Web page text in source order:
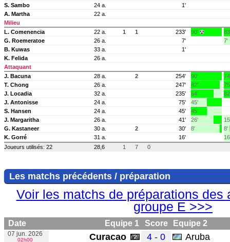
S. Sambo
24 a.
1'
A. Martha
22 a.
Milieu
L. Comenencia
22 a. 1 1 233' 90'
G. Roemeratoe
26 a. 7'
7'
B. Kuwas
33 a.
1'
K. Felida
26 a.
Attaquant
J. Bacuna
28 a. 2 254' 90'
T. Chong
26 a. 247' 82'
J. Locadia
32 a. 235' 64'
J. Antonisse
24 a. 75'
45'
S. Hansen
24 a. 45'
45'
J. Margaritha
26 a. 41' 26'
G. Kastaneer
30 a. 2 30' 8'
8'
K. Gorré
31 a. 16'
Joueurs utilisés: 22
28,6 1 7 0
Les matchs précédents / préparation
Voir les matchs de préparations des
groupe E >>>
Date Equipe 1 Score Equipe 2
07 jun. 2026
02h00 Curacao 4 - 0 Aruba